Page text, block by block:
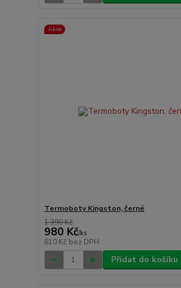
Akce
Termoboty Kingston, černé
1 390 Kč
980 Kč/ks
810 Kč bez DPH
Přidat do košíku